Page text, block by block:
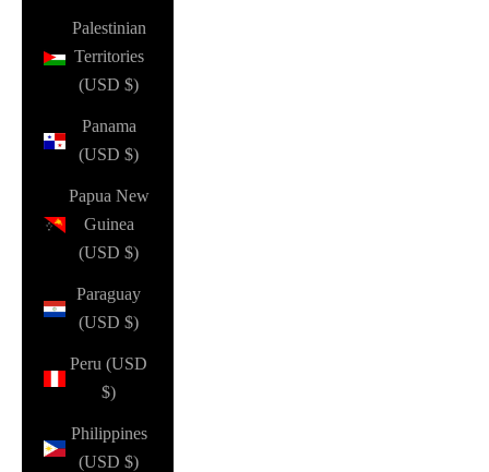
Palestinian
Territories
(USD $)
Panama
(USD $)
Papua New
Guinea
(USD $)
Paraguay
(USD $)
Peru (USD
$)
Philippines
(USD $)